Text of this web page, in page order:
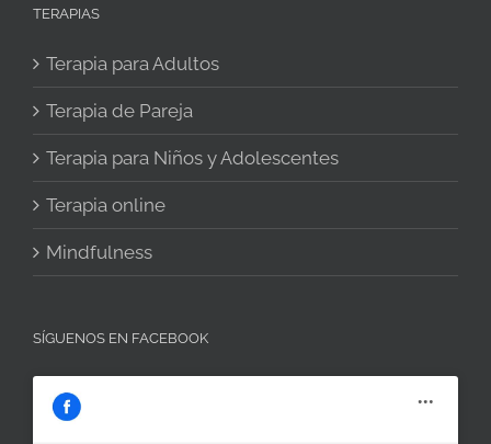
TERAPIAS
Terapia para Adultos
Terapia de Pareja
Terapia para Niños y Adolescentes
Terapia online
Mindfulness
SÍGUENOS EN FACEBOOK